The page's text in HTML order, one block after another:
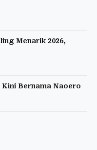
Menarik 2026,
Bernama Naoero